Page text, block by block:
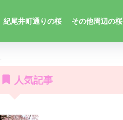
紀尾井町通りの桜 その他周辺の桜
人気記事